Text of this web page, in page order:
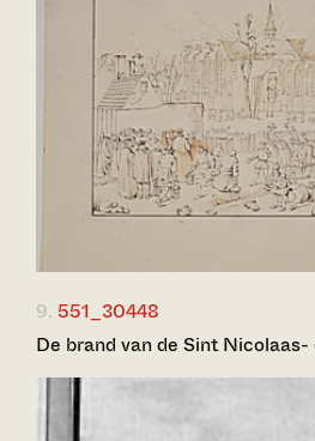
9. 551_30448
De brand van de Sint